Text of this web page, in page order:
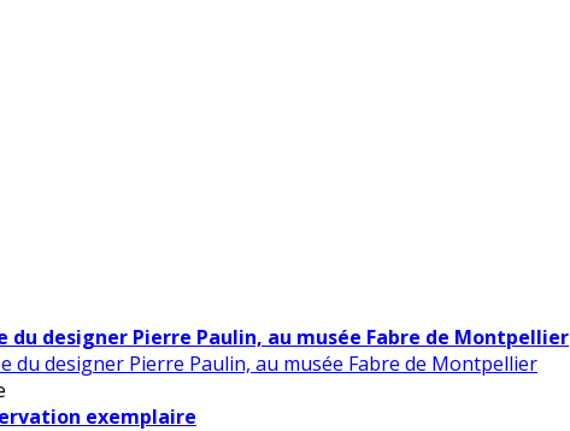
du designer Pierre Paulin, au musée Fabre de Montpellier
exemplaire